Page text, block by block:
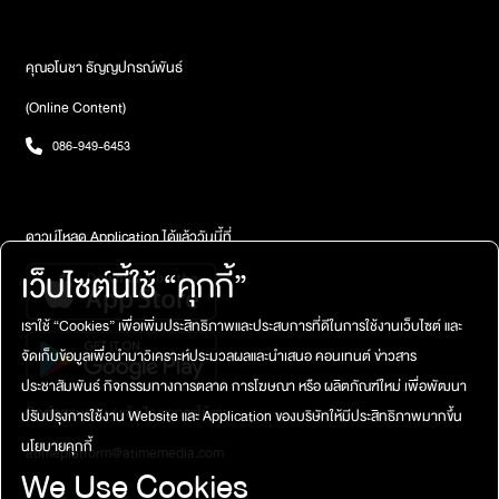
ช้าจะเร็ว จากเป็นจากตาย วันนึงเราก็ต้องบอกลากัน มันอาจจะทำให้เรา
มันเกิดขึ้นไปแล้ว คนที่ยังอยู่ ยากเสมอ ถ้าเรารักใครมากสักคนนึง เราจะ
ไม่อยากเป็นคนที่อยู่ทีหลัง มันจะเป็นการอยู่ที่ทรมานมาก ๆ เพราะฉะนั้น
สักวันนึงมันจะดีขึ้น แล้วมันก็จะเหลือเป็นแค่ความทรงจำบาง ๆ ที่อาจจะ
แวบเข้ามาบ้าง แต่เราจะรับมือกับมันได้ในสักวันนึง’ สุดท้าย “ดีเจอ้อย”
ได้ให้คำปรึกษาว่า ‘ถ้าอยู่ใกล้ ๆ พี่จะเข้าไปกอดก่อน พี่รู้ว่าเราจิตใจกระ
สับกระส่ายแค่ไหน และหนักสุดคือการสูญเสียคนที่เรารัก โดยเฉพาะคน
ที่เป็นลูกด้วย ไม่มีใครอยากให้เกิดเหตุการณ์แบบนี้แน่นอน แต่เมื่อมันเกิด
ขึ้นแล้ว คุณแอนร้องไห้ได้ ก็ร้องเถอะ ไม่เป็นไร แต่อย่าถึงขั้นไม่อนุญาตให้
ตัวเองสามารถดำเนินชีวิตต่อไปได้ การร้องไห้เป็นเรื่องปกติ ร้องไห้ไป
ร้องเลย ก็คนที่เรารักคนนึงจากไปอย่างกระทันหัน เป็นใครก็เสียใจ เพียง
แต่แค่ว่ากลัวเหลือเกินว่า เวลาที่แอนจะสามารถประคองชีวิตแล้วเดินหน้า
ต่อไปได้ แอนกลับรู้สึกว่าฉันกำลังผิดอยู่ พี่อ้อยว่าเสียงดัง ๆ ที่มันก้อง
ขึ้นมา คือเสียงจากความรู้สึกเราเอง ไม่มีใครผิดในเรื่องนี้ แต่ในโลกนี้คำ
พูดถึงเรื่องนี้อีกเพราะว่าไม่มีเหตุการณ์อะไรที่ของหายแล้ว เรื่องมันก็เริ่ม
ของไม่หายเพราะว่าทุกคนล็อกห้องทำทุกอย่างใหม่ แล้วกลายเป็นว่า
บ้านไม่ใช่เซฟโซน เราต้องระวังตัวเองแล้ว ตอนนั้นหนูไม่ค่อยได้เจอหน้า
เอง จะได้ไม่ต้องพามาที่บ้านให้ทุกคนในบ้านรู้สึกไม่สบายใจ แต่ปัจจุบันพี่
ชายหนูเรียนจบแล้ว แต่ก็ยังพามาอยู่ แล้วคือการที่หนูจะไล่พี่ชายออก
จากบ้านมันก็ไม่ใช่ เราก็ทำไม่ได้ เพราะว่าบ้านมันคือของทุกคน หนูแค่
รู้สึกว่าทำไมจะต้องเจอคนนี้ในบ้านทุกอาทิตย์เลย เมื่ออาทิตย์ก่อนน้อง
ชายเดินมาถามหนูว่า พี่อายรู้สึกว่ามีคนเข้าห้องหรือเปล่า? เพราะก่อน
ออกไปน้องก็ปิดไฟแล้ว แต่ทำไมไฟยังเปิด รู้สึกว่าของในห้องมันย้ายที่
หนูก็ไม่อยากให้น้องคิดมากเลยบอกว่า อาจจะลืมปิดไฟเองหรือเปล่า มัน
เป็นเรื่องปกติที่เราลืม ต่อไปก็ห้ามลืมล็อกห้อง หนูก็เลยพูดแทนน้องชาย
ไปวันนั้นว่า ไหนบอกว่าถ้าเรียนจบถ้าไม่พามาก็จะย้ายออกไปไง แบบให้
คนในบ้านสบายใจ แต่พี่ชายหนูบอกว่า แล้วทำไมจะพามาไม่ได้เราเป็น
แฟนกัน อันนี้ก็บ้านเราเหมือนกัน หนูเข้าใจว่ามันเป็นห้องใครห้องมัน แต่
คุณอโนชา ธัญญปกรณ์พันธ์
(Online Content)
086-949-6453
ดาวน์โหลด Application ได้แล้ววันนี้ที่
ติดต่อสอบถาม / แจ้งปัญหาการใช้งาน
atimeplatform@atimemedia.com
เว็บไซต์นี้ใช้ “คุกกี้”
เราใช้ “Cookies” เพื่อเพิ่มประสิทธิภาพและประสบการที่ดีในการใช้งานเว็บไซต์ และ
จัดเก็บข้อมูลเพื่อนำมาวิเคราะห์ประมวลผลและนำเสนอ คอนเทนต์ ข่าวสาร
ประชาสัมพันธ์ กิจกรรมทางการตลาด การโฆษณา หรือ ผลิตภัณฑ์ใหม่ เพื่อพัฒนา
ปรับปรุงการใช้งาน Website และ Application ของบริษัทให้มีประสิทธิภาพมากขึ้น
นโยบายคุกกี้
We Use Cookies